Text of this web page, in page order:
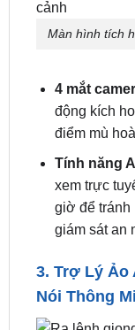
4 mắt
điểm mù
Tính năng
xem trực
giờ để tránh
giám sát an
3. Trợ Lý
Ra lệnh